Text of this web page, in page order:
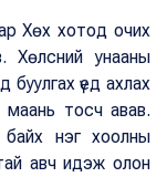
Хөх хотод очих
Хөлсний унааны
буулгах үед ахлах
маань тосч авав.
байх нэг хоолны
авч идэж олон